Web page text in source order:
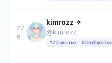
27
6
kimrozz ✧
@kimrozz
#Искусство #Сообщество